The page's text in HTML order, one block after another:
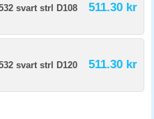
svart strl D108 511.30 kr
svart strl D120 511.30 kr